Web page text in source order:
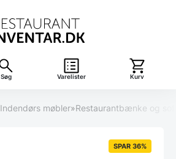
Søg Varelister Kurv
Indendørs møbler»Restaurantbænke og
SPAR 36%